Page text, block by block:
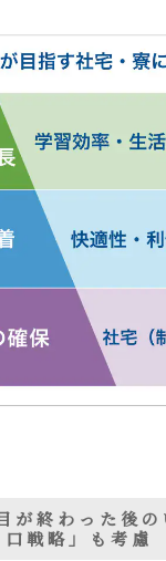
が終わった後
口戦略」も考慮